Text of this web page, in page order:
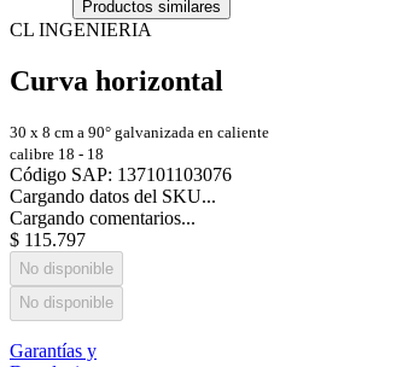
Productos similares
CL INGENIERIA
Curva horizontal
30 x 8 cm a 90° galvanizada en caliente
calibre 18 - 18
Código SAP: 137101103076
Cargando datos del SKU...
Cargando comentarios...
$ 115.797
No disponible
No disponible
Garantías y